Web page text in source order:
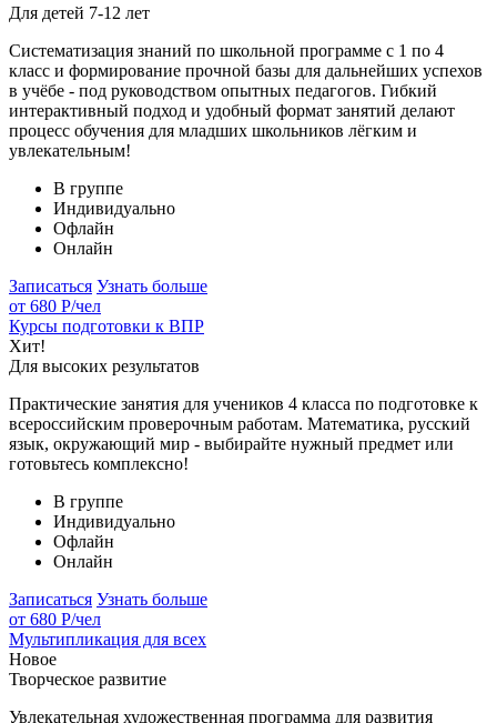
Для детей 7-12 лет
Систематизация знаний по школьной программе с 1 по 4
класс и формирование прочной базы для дальнейших успехов
в учёбе - под руководством опытных педагогов. Гибкий
интерактивный подход и удобный формат занятий делают
процесс обучения для младших школьников лёгким и
увлекательным!
В группе
Индивидуально
Офлайн
Онлайн
Записаться Узнать больше
от 680 Р/чел
Курсы подготовки к ВПР
Хит!
Для высоких результатов
Практические занятия для учеников 4 класса по подготовке к
всероссийским проверочным работам. Математика, русский
язык, окружающий мир - выбирайте нужный предмет или
готовьтесь комплексно!
В группе
Индивидуально
Офлайн
Онлайн
Записаться Узнать больше
от 680 Р/чел
Мультипликация для всех
Новое
Творческое развитие
Увлекательная художественная программа для развития